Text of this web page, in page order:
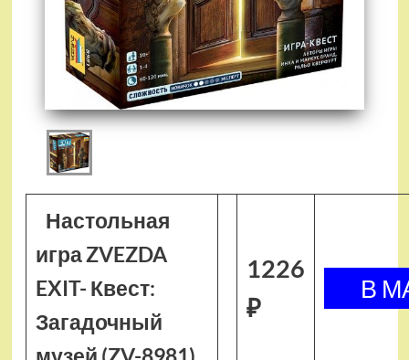
Настольная
игра ZVEZDA
EXIT- Квест:
Загадочный
1226
₽